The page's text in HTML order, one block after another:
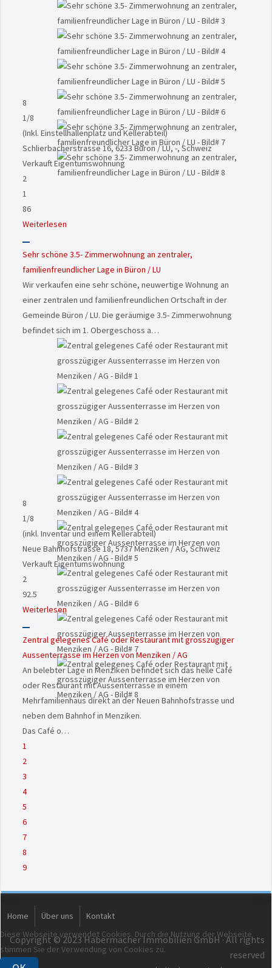
8
1/8
(Inkl. Einstellhallenplatz und Kellerabteil)
Schlierbacherstrasse 16, 6233 Büron / LU, -, Schweiz
VerkauftEigentumswohnung
2
1
86
Weiterlesen
Sehr schöne 3.5- Zimmerwohnung an zentraler,
familienfreundlicher Lage in Büron / LU
Wir verkaufen eine sehr schöne, neuwertige Wohnung an
einer zentralen und familienfreundlichen Ortschaft in der
Gemeinde Büron / LU. Die geräumige 3.5- Zimmerwohnung
befindet sich im 1. Obergeschoss a…
8
1/8
(inkl. Inventar und einem Kellerabteil)
Neue Bahnhofstrasse 18, 5737 Menziken / AG, Schweiz
VerkauftEigentumswohnung
2
92.5
Weiterlesen
Zentral gelegenes Café oder Restaurant mit grosszügiger
Aussenterrasse im Herzen von Menziken / AG
An belebter Lage in Menziken befindet sich das helle Café
oder Restaurant mit Aussenterrasse in einem
Mehrfamilienhaus direkt an der Neuen Bahnhofstrasse und
neben dem Bahnhof in Menziken.
Das Café o…
1
2
3
4
5
6
7
8
9
Home Über uns Kontakt
Copyright © 2023 Habermacher Immobilien GmbH · All rights
reserved
Diese Webseite verwendet Cookies. Durch die Nutzung der Webseite
stimmen Sie der Verwendung von Cookies zu.